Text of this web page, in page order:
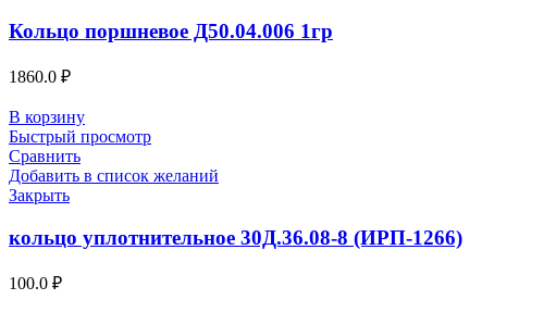
Кольцо поршневое Д50.04.006 1гр
1860.0 ₽
В корзину
Быстрый просмотр
Сравнить
Добавить в список желаний
Закрыть
кольцо уплотнительное 30Д.36.08-8 (ИРП-1266)
100.0 ₽